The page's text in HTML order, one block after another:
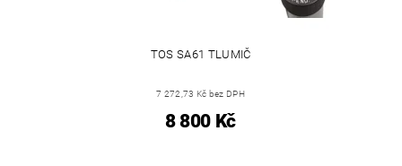
TOS SA61 TLUMIČ
7 272,73 Kč bez DPH
8 800 Kč